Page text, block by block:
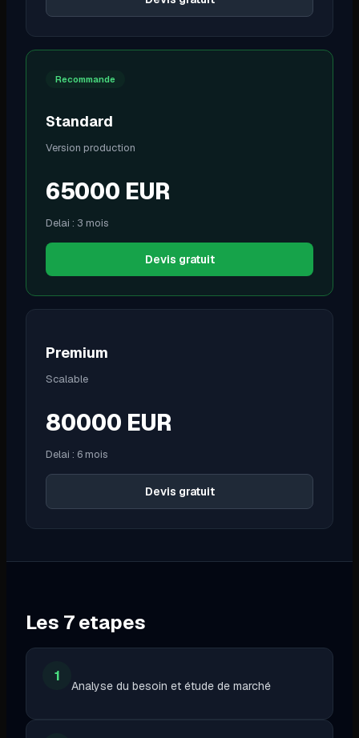
Recommande
Standard
Version production
65000 EUR
Delai : 3 mois
Devis gratuit
Premium
Scalable
80000 EUR
Delai : 6 mois
Devis gratuit
Les 7etapes
1
Analyse du besoin et étude de marché